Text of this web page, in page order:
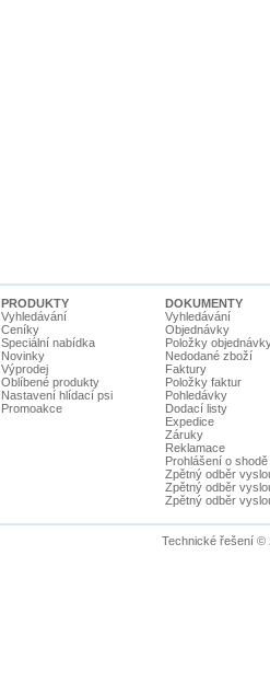
PRODUKTY
Vyhledávání
Ceníky
Speciální nabídka
Novinky
Výprodej
Oblíbené produkty
Nastavení hlídací psi
Promoakce
DOKUMENTY
Vyhledávání
Objednávky
Položky
Nedodané zboží
Faktury
Položky faktur
Pohledávky
Dodací listy
Expedice
Záruky
Reklamace
Prohlášení o shodě
Zpětný odběr
Zpětný odběr
Zpětný odběr
Technické řešení ©